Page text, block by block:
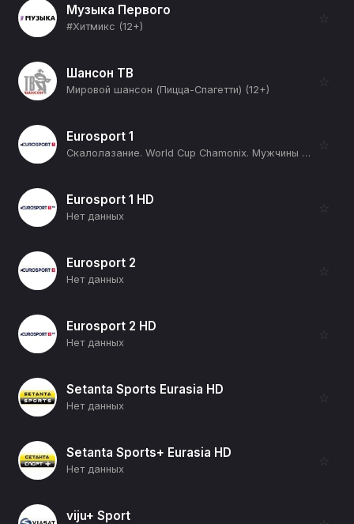
Музыка Первого
#Хитмикс (12+)
☆
Шансон ТВ
Мировой шансон (Пицца-Спагетти) (12+)
☆
Eurosport 1
Скалолазание. World Cup Chamonix. Мужчины и женщины Lead Финал (12+)
☆
Eurosport 1 HD
Нет данных
☆
Eurosport 2
Нет данных
☆
Eurosport 2 HD
Нет данных
☆
Setanta Sports Eurasia HD
Нет данных
☆
Setanta Sports+ Eurasia HD
Нет данных
☆
viju+ Sport